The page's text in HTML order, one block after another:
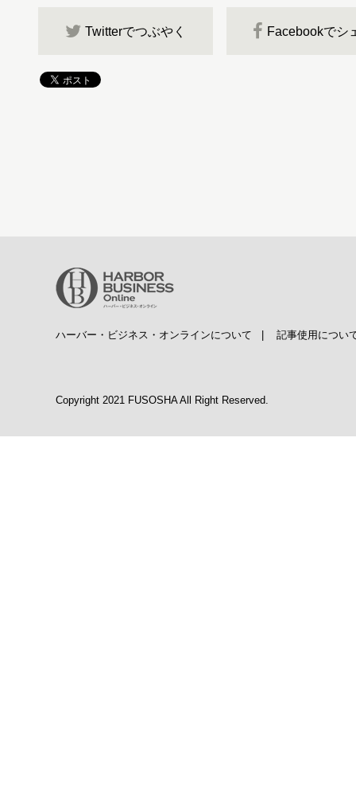
Twitterでつぶやく Facebookでシ
ハーバー・ビジネス・オンラインについて 記事使用につい
Copyright 2021 FUSOSHA All Right Reserved.